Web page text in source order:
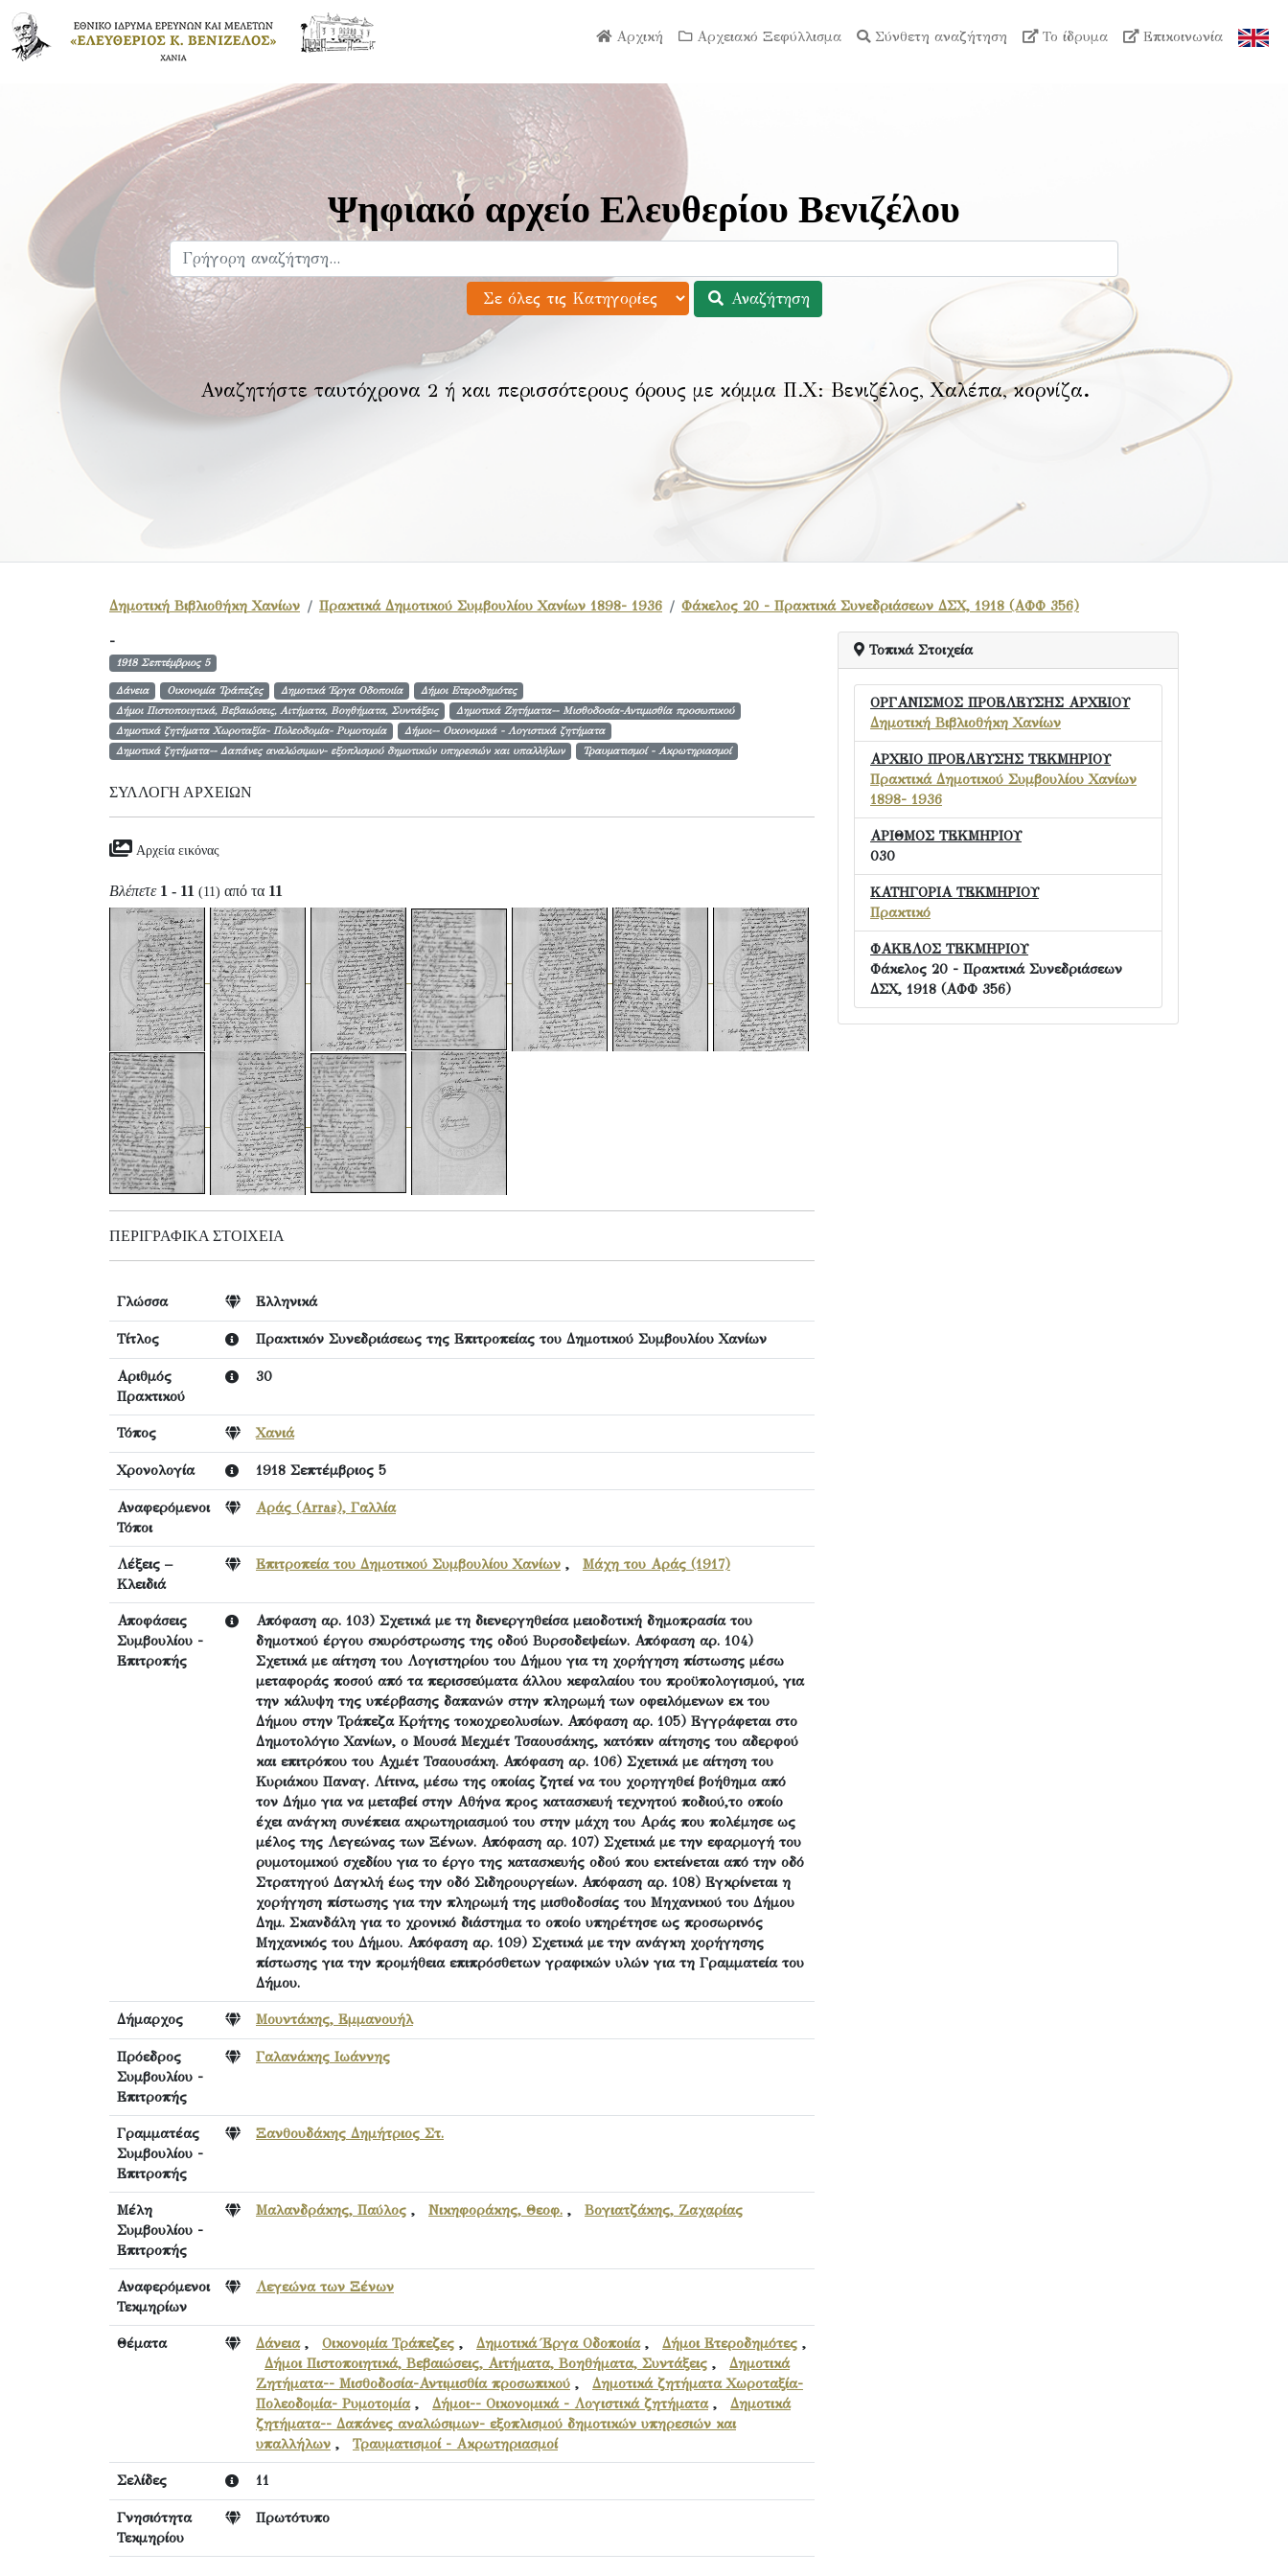
Αρχική Αρχειακό Ξεφύλλισμα Σύνθετη αναζήτηση Το ίδρυμα Επικοινωνία
Ψηφιακό αρχείο Ελευθερίου Βενιζέλου
Αναζήτηση
Αναζητήστε ταυτόχρονα 2 ή και περισσότερους όρους με κόμμα Π.Χ: Βενιζέλος, Χαλέπα, κορνίζα.
Δημοτική Βιβλιοθήκη Χανίων Πρακτικά Δημοτικού Συμβουλίου Χανίων 1898- 1936 Φάκελος 20 - Πρακτικά Συνεδριάσεων ΔΣΧ, 1918 (ΑΦΦ 356)
-
1918 Σεπτέμβριος 5
Δάνεια Οικονομία Τράπεζες Δημοτικά Έργα Οδοποιία
Δήμοι Ετεροδημότες
Δήμοι Πιστοποιητικά, Βεβαιώσεις, Αιτήματα, Βοηθήματα, Συντάξεις
Δημοτικά Ζητήματα-- Μισθοδοσία-Αντιμισθία προσωπικού
Δημοτικά ζητήματα Χωροταξία- Πολεοδομία- Ρυμοτομία
Δήμοι-- Οικονομικά - Λογιστικά ζητήματα
Δημοτικά ζητήματα-- Δαπάνες αναλώσιμων- εξοπλισμού δημοτικών υπηρεσιών και υπαλλήλων
Τραυματισμοί - Ακρωτηριασμοί
ΣΥΛΛΟΓΉ ΑΡΧΕΊΩΝ
Αρχεία εικόνας
Βλέπετε 1 - 11 (11) από τα 11
ΠΕΡΙΓΡΑΦΙΚΆ ΣΤΟΙΧΕΊΑ
Γλώσσα Ελληνικά
Τίτλος Πρακτικόν Συνεδριάσεως της Επιτροπείας του Δημοτικού Συμβουλίου Χανίων
Αριθμός
Πρακτικού
30
Τόπος Χανιά
Χρονολογία 1918 Σεπτέμβριος 5
Αναφερόμενοι
Τόποι
Αράς (Arras), Γαλλία
Λέξεις –
Κλειδιά
Επιτροπεία του Δημοτικού Συμβουλίου Χανίων , Μάχη του Αράς (1917)
Αποφάσεις
Συμβουλίου -
Επιτροπής
Απόφαση αρ. 103) Σχετικά με τη διενεργηθείσα μειοδοτική δημοπρασία του
δημοτκού έργου σκυρόστρωσης της οδού Βυρσοδεψείων. Απόφαση αρ. 104)
Σχετικά με αίτηση του Λογιστηρίου του Δήμου για τη χορήγηση πίστωσης μέσω
μεταφοράς ποσού από τα περισσεύματα άλλου κεφαλαίου του προϋπολογισμού, για
την κάλυψη της υπέρβασης δαπανών στην πληρωμή των οφειλόμενων εκ του
Δήμου στην Τράπεζα Κρήτης τοκοχρεολυσίων. Απόφαση αρ. 105) Εγγράφεται στο
Δημοτολόγιο Χανίων, ο Μουσά Μεχμέτ Τσαουσάκης, κατόπιν αίτησης του αδερφού
και επιτρόπου του Αχμέτ Τσαουσάκη. Απόφαση αρ. 106) Σχετικά με αίτηση του
Κυριάκου Παναγ. Λίτινα, μέσω της οποίας ζητεί να του χορηγηθεί βοήθημα από
τον Δήμο για να μεταβεί στην Αθήνα προς κατασκευή τεχνητού ποδιού,το οποίο
έχει ανάγκη συνέπεια ακρωτηριασμού του στην μάχη του Αράς που πολέμησε ως
μέλος της Λεγεώνας των Ξένων. Απόφαση αρ. 107) Σχετικά με την εφαρμογή του
ρυμοτομικού σχεδίου για το έργο της κατασκευής οδού που εκτείνεται από την οδό
Στρατηγού Δαγκλή έως την οδό Σιδηρουργείων. Απόφαση αρ. 108) Εγκρίνεται η
χορήγηση πίστωσης για την πληρωμή της μισθοδοσίας του Μηχανικού του Δήμου
Δημ. Σκανδάλη για το χρονικό διάστημα το οποίο υπηρέτησε ως προσωρινός
Μηχανικός του Δήμου. Απόφαση αρ. 109) Σχετικά με την ανάγκη χορήγησης
πίστωσης για την προμήθεια επιπρόσθετων γραφικών υλών για τη Γραμματεία του
Δήμου.
Δήμαρχος Μουντάκης, Εμμανουήλ
Πρόεδρος
Συμβουλίου -
Επιτροπής
Γαλανάκης Ιωάννης
Γραμματέας
Συμβουλίου -
Επιτροπής
Ξανθουδάκης Δημήτριος Στ.
Μέλη
Συμβουλίου -
Επιτροπής
Μαλανδράκης, Παύλος , Νικηφοράκης, Θεοφ. , Βογιατζάκης, Ζαχαρίας
Αναφερόμενοι
Τεκμηρίων
Λεγεώνα των Ξένων
Θέματα Δάνεια, Οικονομία Τράπεζες , Δημοτικά Έργα Οδοποιία, Δήμοι Ετεροδημότες ,
Δήμοι Πιστοποιητικά, Βεβαιώσεις, Αιτήματα, Βοηθήματα, Συντάξεις , Δημοτικά
Ζητήματα-- Μισθοδοσία-Αντιμισθία προσωπικού , Δημοτικά ζητήματα Χωροταξία-
Πολεοδομία- Ρυμοτομία, Δήμοι-- Οικονομικά - Λογιστικά ζητήματα, Δημοτικά
ζητήματα-- Δαπάνες αναλώσιμων- εξοπλισμού δημοτικών υπηρεσιών και
υπαλλήλων , Τραυματισμοί - Ακρωτηριασμοί
Σελίδες 11
Γνησιότητα
Τεκμηρίου
Πρωτότυπο
Τοπικά Στοιχεία
ΟΡΓΑΝΙΣΜΟΣ ΠΡΟΕΛΕΥΣΗΣ ΑΡΧΕΙΟΥ
Δημοτική Βιβλιοθήκη Χανίων
ΑΡΧΕΙΟ ΠΡΟΕΛΕΥΣΗΣ ΤΕΚΜΗΡΙΟΥ
Πρακτικά Δημοτικού Συμβουλίου Χανίων
1898- 1936
ΑΡΙΘΜΟΣ ΤΕΚΜΗΡΙΟΥ
030
ΚΑΤΗΓΟΡΙΑ ΤΕΚΜΗΡΙΟΥ
Πρακτικό
ΦΑΚΕΛΟΣ ΤΕΚΜΗΡΙΟΥ
Φάκελος 20 - Πρακτικά Συνεδριάσεων
ΔΣΧ, 1918 (ΑΦΦ 356)